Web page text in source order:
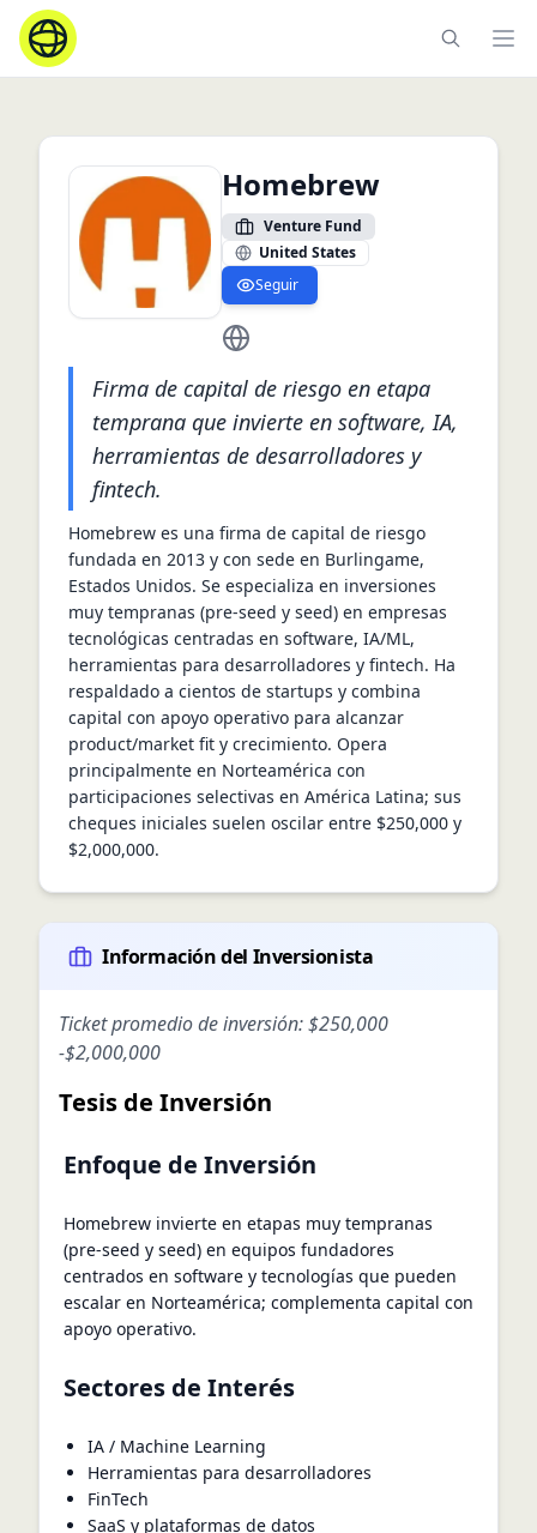
Homebrew
Venture Fund
United States
Seguir
https://homebrew.co/
Firma de capital de riesgo en etapa
temprana que invierte en software, IA,
herramientas de desarrolladores y
fintech.
Homebrew es una firma de capital de riesgo
fundada en 2013 y con sede en Burlingame,
Estados Unidos. Se especializa en inversiones
muy tempranas (pre-seed y seed) en empresas
tecnológicas centradas en software, IA/ML,
herramientas para desarrolladores y fintech. Ha
respaldado a cientos de startups y combina
capital con apoyo operativo para alcanzar
product/market fit y crecimiento. Opera
principalmente en Norteamérica con
participaciones selectivas en América Latina; sus
cheques iniciales suelen oscilar entre $250,000 y
$2,000,000.
Información del Inversionista
Ticket promedio de inversión:$250,000
-$2,000,000
Tesis de Inversión
Enfoque de Inversión
Homebrew invierte en etapas muy tempranas
(pre-seed y seed) en equipos fundadores
centrados en software y tecnologías que pueden
escalar en Norteamérica; complementa capital con
apoyo operativo.
Sectores de Interés
IA / Machine Learning
Herramientas para desarrolladores
FinTech
SaaS y plataformas de datos